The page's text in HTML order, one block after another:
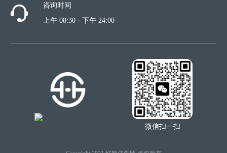
咨询时间
上午 08:30 - 下午 24:00
微信扫一扫